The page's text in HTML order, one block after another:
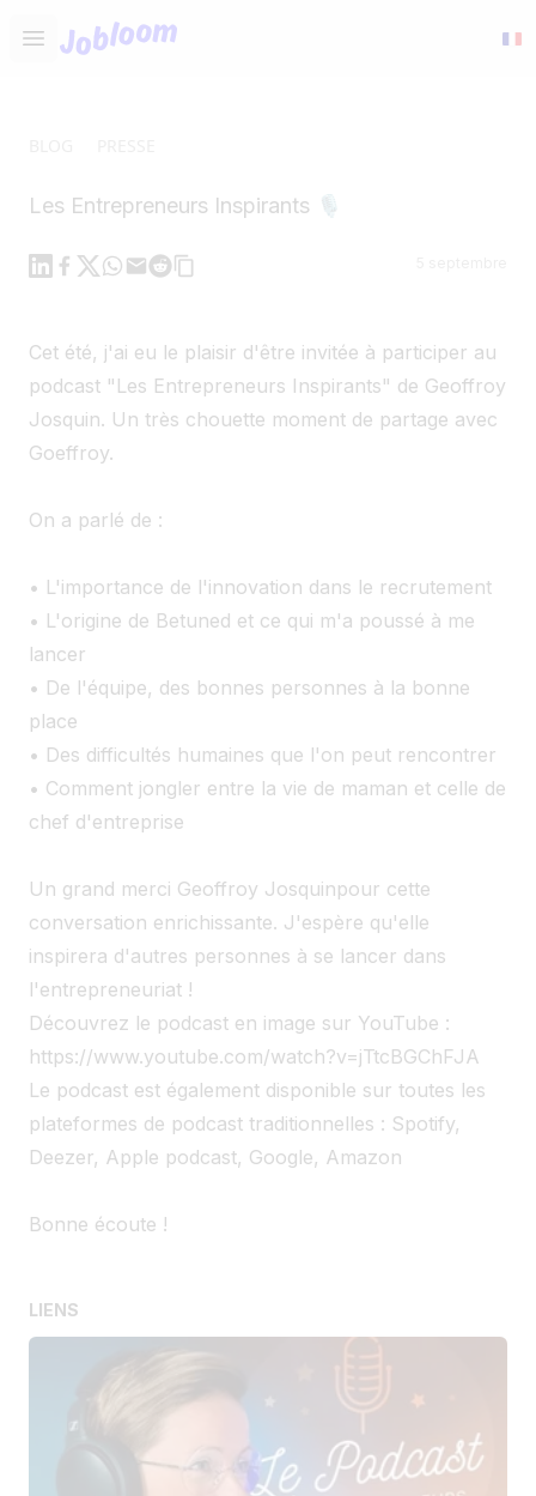
Open main menu
Jobloom
Les Entrepreneurs Inspirants 🎙️
Linkedin
Facebook
X WhatsApp
MailReddit
Cet été, j'ai eu le plaisir d'être invitée à participer au
podcast "Les Entrepreneurs Inspirants" de Geoffroy
Josquin. Un très chouette moment de partage avec
Goeffroy.
On a parlé de :
• L'importance de l'innovation dans le recrutement
• L'origine de Betuned et ce qui m'a poussé à me
lancer
• De l'équipe, des bonnes personnes à la bonne
place
• Des difficultés humaines que l'on peut rencontrer
• Comment jongler entre la vie de maman et celle de
chef d'entreprise
Un grand merci Geoffroy Josquinpour cette
conversation enrichissante. J'espère qu'elle
inspirera d'autres personnes à se lancer dans
l'entrepreneuriat !
Découvrez le podcast en image sur YouTube :
https://www.youtube.com/watch?v=jTtcBGChFJA
Le podcast est également disponible sur toutes les
plateformes de podcast traditionnelles : Spotify,
Deezer, Apple podcast, Google, Amazon
Bonne écoute !
LIENS